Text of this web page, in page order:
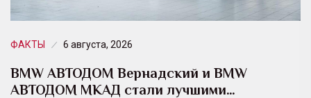
ФАКТЫ 6 августа, 2026
BMW АВТОДОМ Вернадский и BMW
АВТОДОМ МКАД стали лучшими…